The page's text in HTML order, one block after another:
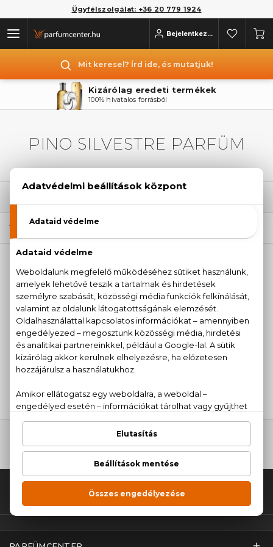
Ügyfélszolgálat: +36 20 779 1924
Bejelentkezés
Mit keresel? Írd ide, és mutatjuk!
Kizárólag eredeti termékek
100% hivatalos forrásból
PINO SILVESTRE PARFÜM
1
PINO SILVESTRE
Original
7.720 Ft -tól
Fel az oldal tetejére!